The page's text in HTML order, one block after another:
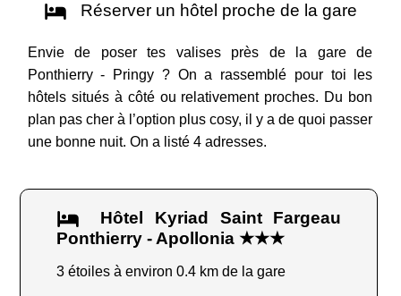
Réserver un hôtel proche de la gare
Envie de poser tes valises près de la gare de
Ponthierry - Pringy ? On a rassemblé pour toi les
hôtels situés à côté ou relativement proches. Du bon
plan pas cher à l’option plus cosy, il y a de quoi passer
une bonne nuit. On a listé 4 adresses.
Hôtel Kyriad Saint Fargeau
Ponthierry - Apollonia ★★★
3 étoiles à environ 0.4 km de la gare